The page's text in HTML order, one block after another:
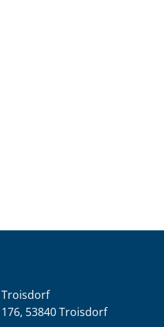
53840 Troisdorf